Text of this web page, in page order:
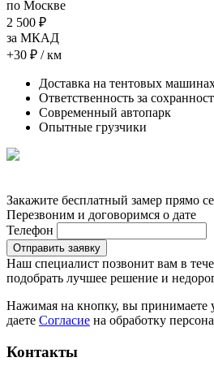
по Москве
2 500 ₽
за МКАД
+30 ₽ / км
Доставка на тентовых
Ответственность за
Современный автопарк
Опытные грузчики
Закажите бесплатный замер прямо
Перезвоним и договоримся о дате
Телефон
Отправить заявку
Наш специалист позвонит вам в
подобрать лучшее решение и
Нажимая на кнопку, вы принимаете
даете Согласие на обработку
Контакты